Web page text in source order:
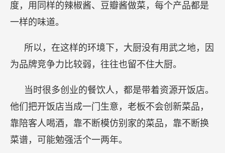
度，用同样的辣椒酱、豆瓣酱做菜，每个产品都是
一样的味道。
所以，在这样的环境下，大厨没有用武之地，因
为品牌竞争力比较弱，往往也留不住大厨。
当时很多创业的餐饮人，都是带着资源开饭店。
他们把开饭店当成一门生意，老板不会创新菜品，
靠陪客人喝酒，靠不断模仿别家的菜品，靠不断换
菜谱，可能勉强活个一两年。